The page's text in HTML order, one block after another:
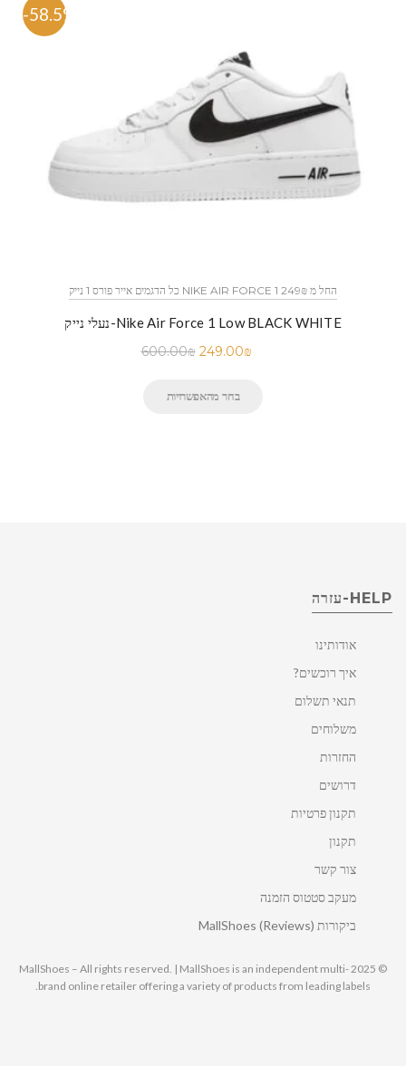
-58.5%
כל הדגמים אייר פורס 1 נייק NIKE AIR FORCE 1 החל מ 249₪
נעלי נייק-Nike Air Force 1 Low BLACK WHITE
600.00₪ 249.00₪
בחר מהאפשרויות
HELP-עזרה
אודותינו
איך רוכשים?
תנאי תשלום
משלוחים
החזרות
דרושים
תקנון פרטיות
תקנון
צור קשר
מעקב סטטוס הזמנה
ביקורות MallShoes (Reviews)
© 2025 MallShoes – All rights reserved. | MallShoes is an independent multi-
brand online retailer offering a variety of products from leading labels.